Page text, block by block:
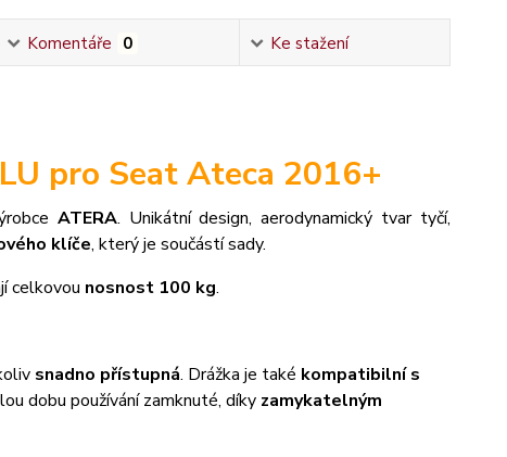
Komentáře 0 Ke stažení
pro Seat Ateca 2016+
ATERA. Unikátní design, aerodynamický tvar tyčí,
klíče, který je součástí sady.
celkovou nosnost 100 kg.
snadno přístupná. Drážka je také kompatibilní s
dobu používání zamknuté, díky zamykatelným